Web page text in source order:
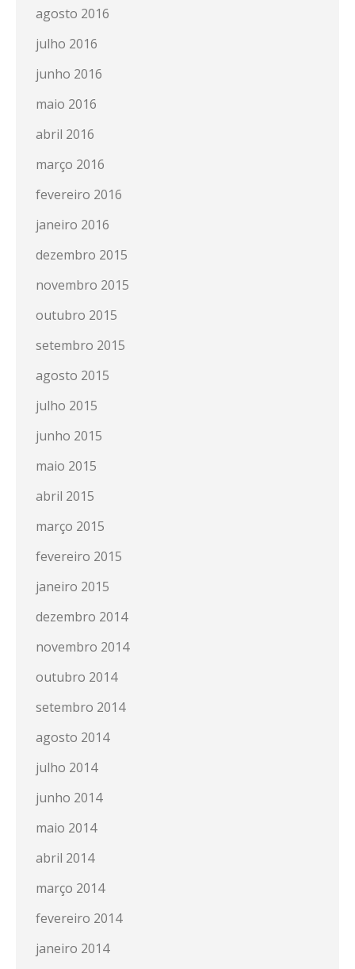
agosto 2016
julho 2016
junho 2016
maio 2016
abril 2016
março 2016
fevereiro 2016
janeiro 2016
dezembro 2015
novembro 2015
outubro 2015
setembro 2015
agosto 2015
julho 2015
junho 2015
maio 2015
abril 2015
março 2015
fevereiro 2015
janeiro 2015
dezembro 2014
novembro 2014
outubro 2014
setembro 2014
agosto 2014
julho 2014
junho 2014
maio 2014
abril 2014
março 2014
fevereiro 2014
janeiro 2014